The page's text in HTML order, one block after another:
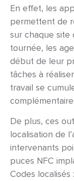
En effet, les
permettent de
sur chaque site
tournée, les
début de leur
tâches à
travail se
De plus, ces
localisation de
intervenants
puces NFC
Codes localisés :